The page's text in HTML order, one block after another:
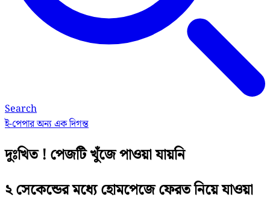
Search
ই-পেপারঅন্য এক দিগন্ত
দুঃখিত ! পেজটি খুঁজে পাওয়া যায়নি
২ সেকেন্ডের মধ্যে হোমপেজে ফেরত নিয়ে যাওয়া